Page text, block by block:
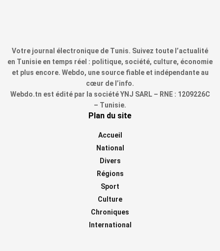
Votre journal électronique de Tunis. Suivez toute l’actualité
en Tunisie en temps réel : politique, société, culture, économie
et plus encore. Webdo, une source fiable et indépendante au
cœur de l’info.
Webdo.tn est édité par la société YNJ SARL – RNE : 1209226C
– Tunisie.
Plan du site
Accueil
National
Divers
Régions
Sport
Culture
Chroniques
International